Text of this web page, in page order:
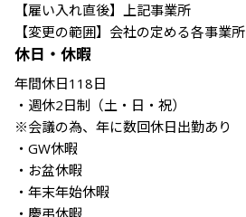
【雇い入れ直後】上記事業所
【変更の範囲】会社の定める各事業所
休日・休暇
年間休日118日
・週休2日制（土・日・祝）
※会議の為、年に数回休日出勤あり
・GW休暇
・お盆休暇
・年末年始休暇
・慶弔休暇